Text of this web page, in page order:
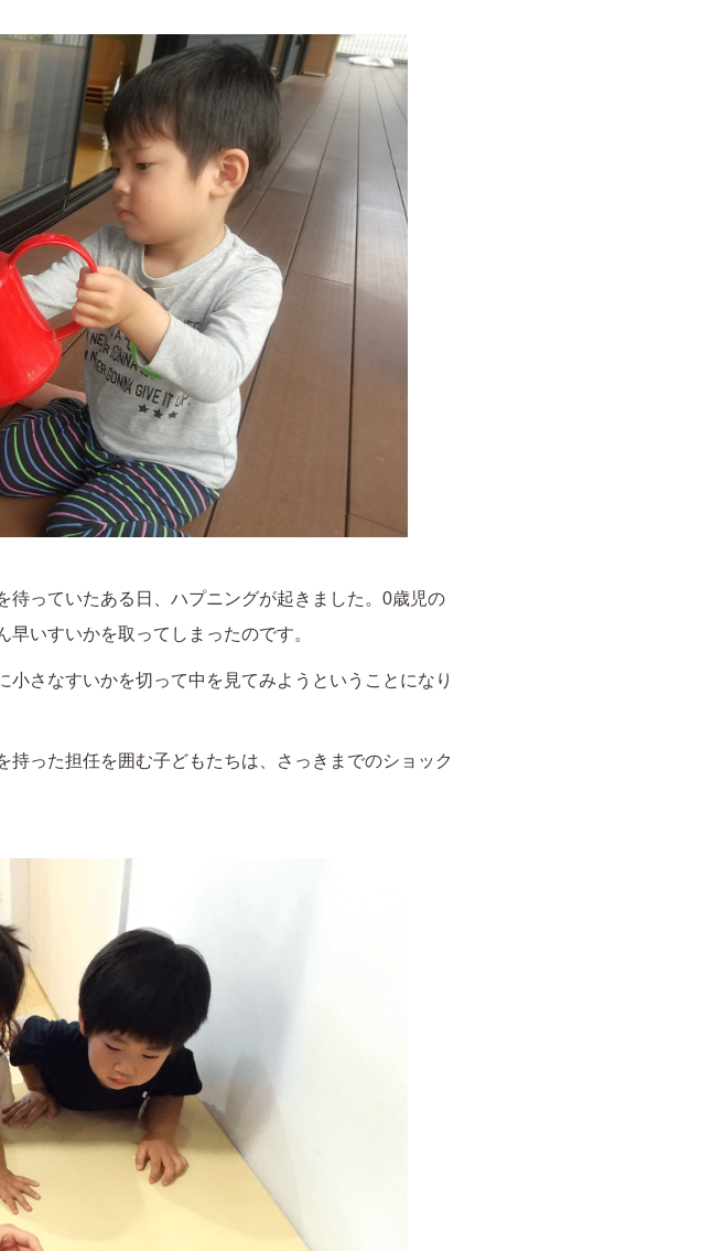
っていたある日、ハプニングが起きました。0歳児の
いすいかを取ってしまったのです。
さなすいかを切って中を見てみようということになり
持った担任を囲む子どもたちは、さっきまでのショック